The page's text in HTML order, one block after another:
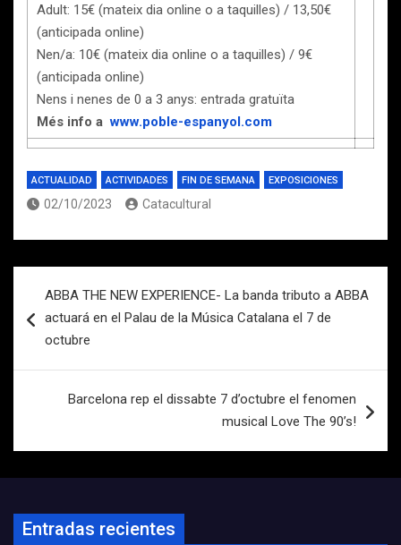
Adult: 15€ (mateix dia online o a taquilles) / 13,50€
(anticipada online)
Nen/a: 10€ (mateix dia online o a taquilles) / 9€
(anticipada online)
Nens i nenes de 0 a 3 anys: entrada gratuïta
Més info awww.poble-espanyol.com
ACTUALIDAD ACTIVIDADES FIN DE SEMANA EXPOSICIONES
02/10/2023 Catacultural
de
entradas
ABBA THE NEW EXPERIENCE- La banda tributo a ABBA
actuará en el Palau de la Música Catalana el 7 de
octubre
Barcelona rep el dissabte 7 d’octubre el fenomen
musical Love The 90’s!
Entradas recientes